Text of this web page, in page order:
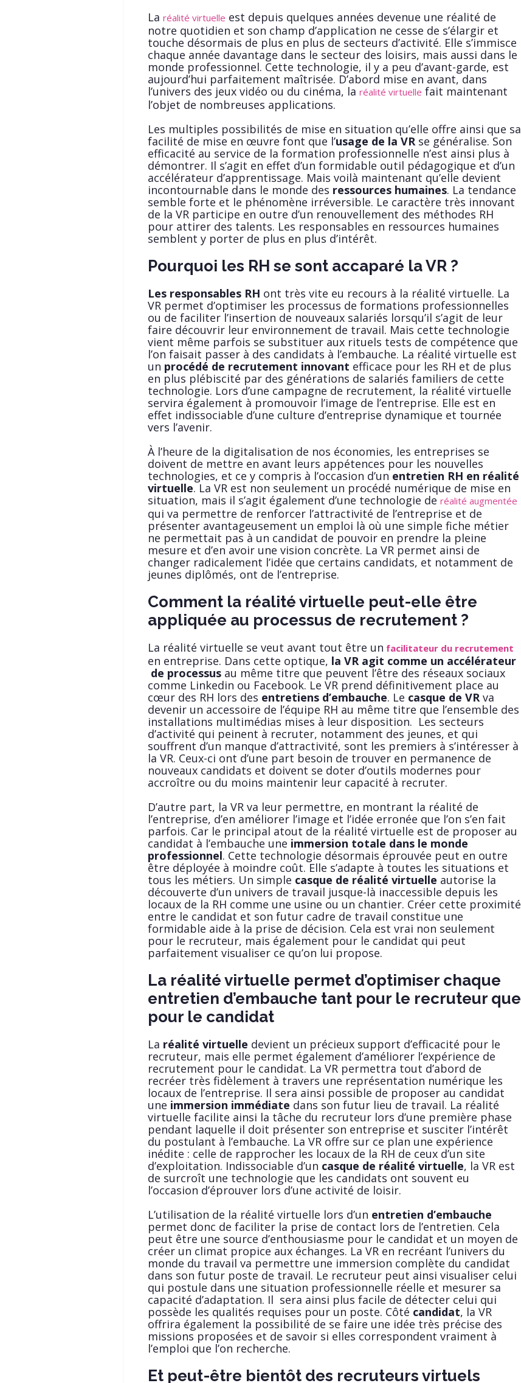
La réalité virtuelle est depuis quelques années devenue une réalité de
notre quotidien et son champ d’application ne cesse de s’élargir et
touche désormais de plus en plus de secteurs d’activité. Elle s’immisce
chaque année davantage dans le secteur des loisirs, mais aussi dans le
monde professionnel. Cette technologie, il y a peu d’avant-garde, est
aujourd’hui parfaitement maîtrisée. D’abord mise en avant, dans
l’univers des jeux vidéo ou du cinéma, la réalité virtuelle fait maintenant
l’objet de nombreuses applications.
Les multiples possibilités de mise en situation qu’elle offre ainsi que sa
facilité de mise en œuvre font que l’usage de la VRse généralise. Son
efficacité au service de la formation professionnelle n’est ainsi plus à
démontrer. Il s’agit en effet d’un formidable outil pédagogique et d’un
accélérateur d’apprentissage. Mais voilà maintenant qu’elle devient
incontournable dans le monde des ressources humaines. La tendance
semble forte et le phénomène irréversible. Le caractère très innovant
de la VR participe en outre d’un renouvellement des méthodes RH
pour attirer des talents. Les responsables en ressources humaines
semblent y porter de plus en plus d’intérêt.
Pourquoi les RH se sont accaparé la VR ?
Les responsables RH ont très vite eu recours à la réalité virtuelle. La
VR permet d’optimiser les processus de formations professionnelles
ou de faciliter l’insertion de nouveaux salariés lorsqu’il s’agit de leur
faire découvrir leur environnement de travail. Mais cette technologie
vient même parfois se substituer aux rituels tests de compétence que
l’on faisait passer à des candidats à l’embauche. La réalité virtuelle est
un procédé de recrutement innovant efficace pour les RH et de plus
en plus plébiscité par des générations de salariés familiers de cette
technologie. Lors d’une campagne de recrutement, la réalité virtuelle
servira également à promouvoir l’image de l’entreprise. Elle est en
effet indissociable d’une culture d’entreprise dynamique et tournée
vers l’avenir.
À l’heure de la digitalisation de nos économies, les entreprises se
doivent de mettre en avant leurs appétences pour les nouvelles
technologies, et ce y compris à l’occasion d’un entretien RH en réalité
virtuelle. La VR est non seulement un procédé numérique de mise en
situation, mais il s’agit également d’une technologie de réalité augmentée
qui va permettre de renforcer l’attractivité de l’entreprise et de
présenter avantageusement un emploi là où une simple fiche métier
ne permettait pas à un candidat de pouvoir en prendre la pleine
mesure et d’en avoir une vision concrète. La VR permet ainsi de
changer radicalement l’idée que certains candidats, et notamment de
jeunes diplômés, ont de l’entreprise.
Comment la réalité virtuelle peut-elle être
appliquée au processus de recrutement ?
La réalité virtuelle se veut avant tout être un facilitateur du recrutement
en entreprise. Dans cette optique, la VR agit comme un accélérateur
de processusau même titre que peuvent l’être des réseaux sociaux
comme Linkedin ou Facebook. Le VR prend définitivement place au
cœur des RH lors des entretiens d’embauche. Le casque de VRva
devenir un accessoire de l’équipe RH au même titre que l’ensemble des
installations multimédias mises à leur disposition. Les secteurs
d’activité qui peinent à recruter, notamment des jeunes, et qui
souffrent d’un manque d’attractivité, sont les premiers à s’intéresser à
la VR. Ceux-ci ont d’une part besoin de trouver en permanence de
nouveaux candidats et doivent se doter d’outils modernes pour
accroître ou du moins maintenir leur capacité à recruter.
D’autre part, la VR va leur permettre, en montrant la réalité de
l’entreprise, d’en améliorer l’image et l’idée erronée que l’on s’en fait
parfois. Car le principal atout de la réalité virtuelle est de proposer au
candidat à l’embauche une immersion totale dans le monde
professionnel. Cette technologie désormais éprouvée peut en outre
être déployée à moindre coût. Elle s’adapte à toutes les situations et
tous les métiers. Un simple casque de réalité virtuelle autorise la
découverte d’un univers de travail jusque-là inaccessible depuis les
locaux de la RH comme une usine ou un chantier. Créer cette proximité
entre le candidat et son futur cadre de travail constitue une
formidable aide à la prise de décision. Cela est vrai non seulement
pour le recruteur, mais également pour le candidat qui peut
parfaitement visualiser ce qu’on lui propose.
La réalité virtuelle permet d’optimiser chaque
entretien d’embauche tant pour le recruteur que
pour le candidat
La réalité virtuelle devient un précieux support d’efficacité pour le
recruteur, mais elle permet également d’améliorer l’expérience de
recrutement pour le candidat. La VR permettra tout d’abord de
recréer très fidèlement à travers une représentation numérique les
locaux de l’entreprise. Il sera ainsi possible de proposer au candidat
une immersion immédiate dans son futur lieu de travail. La réalité
virtuelle facilite ainsi la tâche du recruteur lors d’une première phase
pendant laquelle il doit présenter son entreprise et susciter l’intérêt
du postulant à l’embauche. La VR offre sur ce plan une expérience
inédite : celle de rapprocher les locaux de la RH de ceux d’un site
d’exploitation. Indissociable d’un casque de réalité virtuelle, la VR est
de surcroît une technologie que les candidats ont souvent eu
l’occasion d’éprouver lors d’une activité de loisir.
L’utilisation de la réalité virtuelle lors d’un entretien d’embauche
permet donc de faciliter la prise de contact lors de l’entretien. Cela
peut être une source d’enthousiasme pour le candidat et un moyen de
créer un climat propice aux échanges. La VR en recréant l’univers du
monde du travail va permettre une immersion complète du candidat
dans son futur poste de travail. Le recruteur peut ainsi visualiser celui
qui postule dans une situation professionnelle réelle et mesurer sa
capacité d’adaptation. Il sera ainsi plus facile de détecter celui qui
possède les qualités requises pour un poste. Côté candidat, la VR
offrira également la possibilité de se faire une idée très précise des
missions proposées et de savoir si elles correspondent vraiment à
l’emploi que l’on recherche.
Et peut-être bientôt des recruteurs virtuels